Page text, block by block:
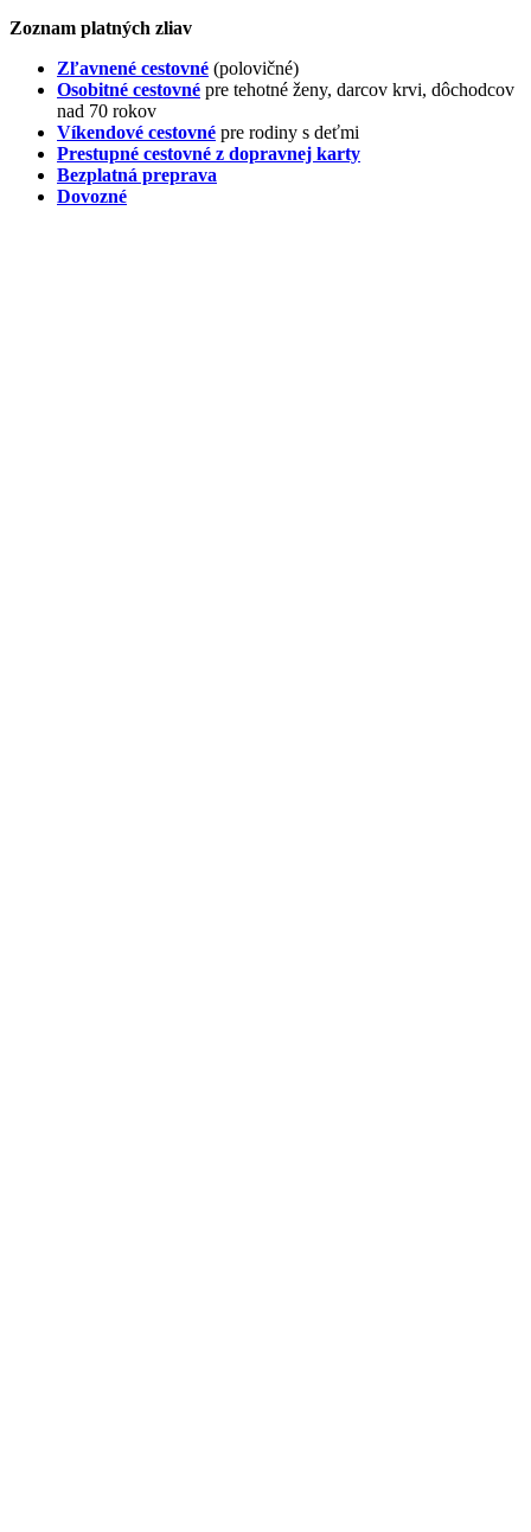
Zoznam platných zliav
Zľavnené cestovné (polovičné)
Osobitné cestovné pre tehotné ženy, darcov krvi, dôchodcov
nad 70 rokov
Víkendové cestovné pre rodiny s deťmi
Prestupné cestovné z dopravnej karty
Bezplatná preprava
Dovozné